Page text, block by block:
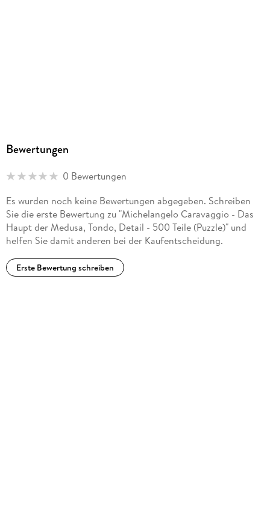
Bewertungen
0 Bewertungen
Es wurden noch keine Bewertungen abgegeben. Schreiben
Sie die erste Bewertung zu "Michelangelo Caravaggio - Das
Haupt der Medusa, Tondo, Detail - 500 Teile (Puzzle)" und
helfen Sie damit anderen bei der Kaufentscheidung.
Erste Bewertung schreiben